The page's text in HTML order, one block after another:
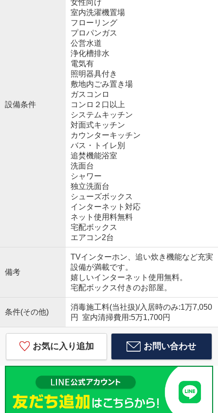
設備条件
女性向け
室内洗濯機置場
フローリング
プロパンガス
公営水道
浄化槽排水
電気有
照明器具付き
敷地内ごみ置き場
ガスコンロ
コンロ２口以上
システムキッチン
対面式キッチン
カウンターキッチン
バス・トイレ別
追焚機能浴室
洗面台
シャワー
独立洗面台
シューズボックス
インターネット対応
ネット使用料無料
宅配ボックス
エアコン2台
備考
TVインターホン、追い炊き機能など充実
設備が満載です。
嬉しいインターネット使用無料。
宅配ボックス付きのお部屋。
条件(その他)
消毒施工料(当社扱)/入居時のみ:1万7,050
円 室内清掃費用:5万1,700円
お気に入り追加 お問い合わせ